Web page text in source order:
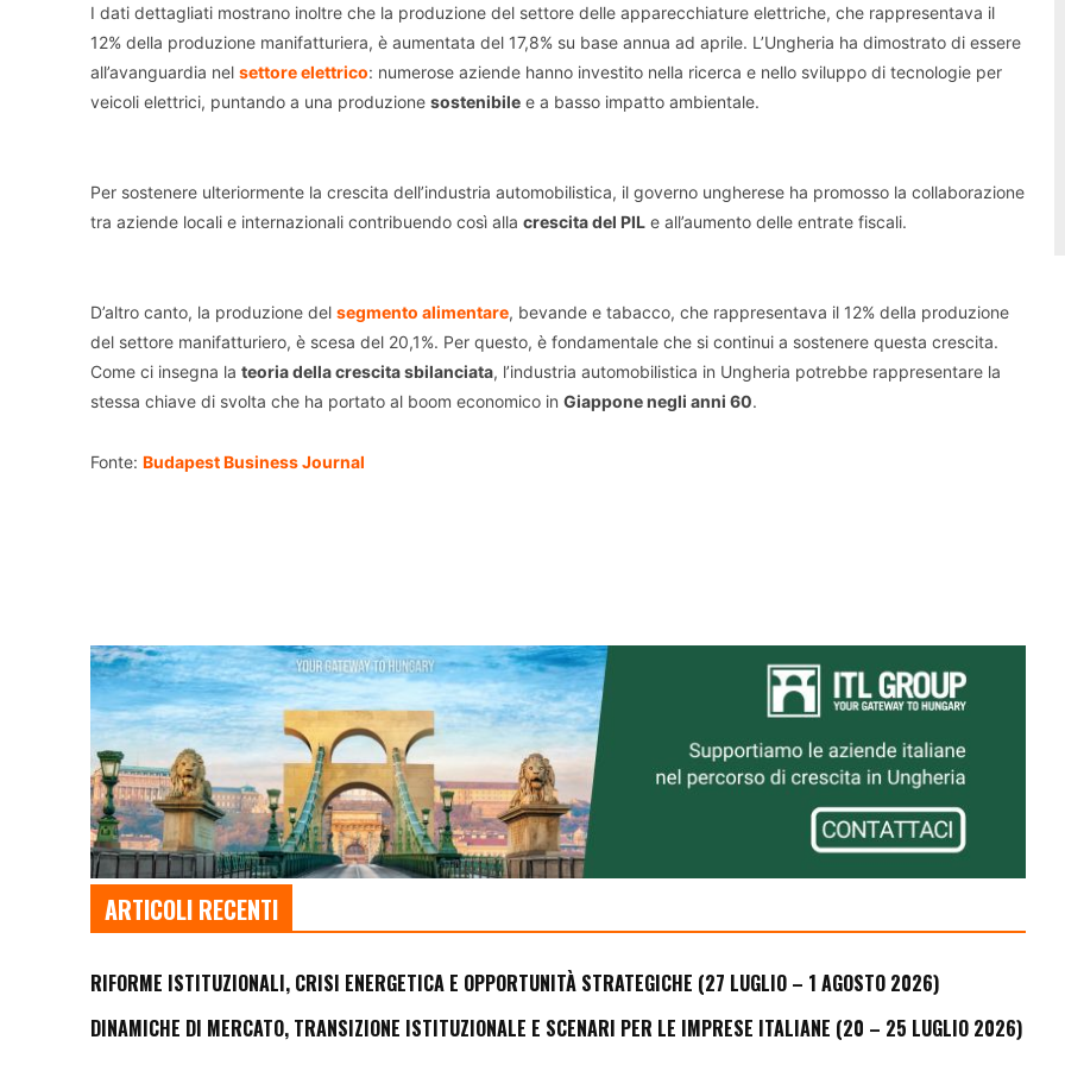
I dati dettagliati mostrano inoltre che la produzione del settore delle apparecchiature elettriche, che rappresentava il
12% della produzione manifatturiera, è aumentata del 17,8% su base annua ad aprile. L’Ungheria ha dimostrato di essere
all’avanguardia nel settore elettrico: numerose aziende hanno investito nella ricerca e nello sviluppo di tecnologie per
veicoli elettrici, puntando a una produzione sostenibile e a basso impatto ambientale.
Per sostenere ulteriormente la crescita dell’industria automobilistica, il governo ungherese ha promosso la collaborazione
tra aziende locali e internazionali contribuendo così alla crescita del PIL e all’aumento delle entrate fiscali.
D’altro canto, la produzione del segmento alimentare, bevande e tabacco, che rappresentava il 12% della produzione
del settore manifatturiero, è scesa del 20,1%. Per questo, è fondamentale che si continui a sostenere questa crescita.
Come ci insegna la teoria della crescita sbilanciata, l’industria automobilistica in Ungheria potrebbe rappresentare la
stessa chiave di svolta che ha portato al boom economico in Giappone negli anni 60.
Fonte: Budapest Business Journal
ARTICOLI RECENTI
RIFORME ISTITUZIONALI, CRISI ENERGETICA E OPPORTUNITÀ STRATEGICHE (27 LUGLIO – 1 AGOSTO 2026)
DINAMICHE DI MERCATO, TRANSIZIONE ISTITUZIONALE E SCENARI PER LE IMPRESE ITALIANE (20 – 25 LUGLIO 2026)